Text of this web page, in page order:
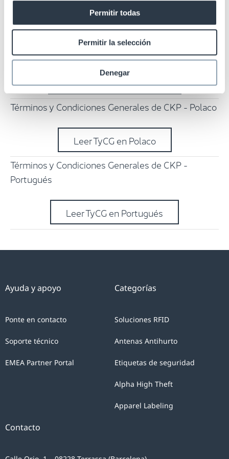
Permitir todas
Permitir la selección
Denegar
Leer TyCG en Italiano
Términos y Condiciones Generales de CKP -
Leer TyCG en Neerlandés
Términos y Condiciones Generales de CKP - Polaco
Leer TyCG en Polaco
Términos y Condiciones Generales de CKP -
Portugués
Leer TyCG en Portugués
Categorías
Soluciones RFID
Antenas Antihurto
Etiquetas de seguridad
Alpha High Theft
Apparel Labeling
Ayuda y apoyo
Ponte en contacto
Soporte técnico
EMEA Partner Portal
Contacto